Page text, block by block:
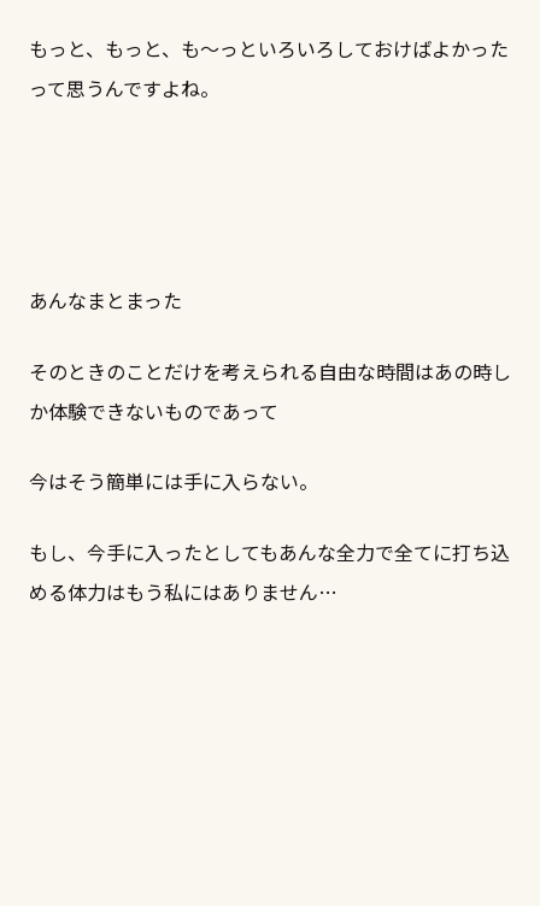
もっと、もっと、も～っといろいろしておけばよかった
って思うんですよね。
あんなまとまった
そのときのことだけを考えられる自由な時間はあの時し
か体験できないものであって
今はそう簡単には手に入らない。
もし、今手に入ったとしてもあんな全力で全てに打ち込
める体力はもう私にはありません…